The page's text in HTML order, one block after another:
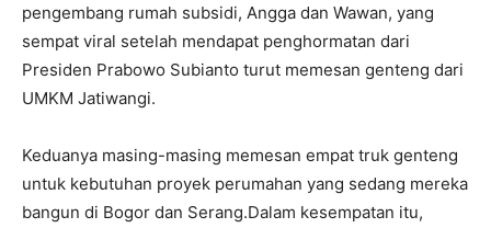
pengembang rumah subsidi, Angga dan Wawan, yang
sempat viral setelah mendapat penghormatan dari
Presiden Prabowo Subianto turut memesan genteng dari
UMKM Jatiwangi.
Keduanya masing-masing memesan empat truk genteng
untuk kebutuhan proyek perumahan yang sedang mereka
bangun di Bogor dan Serang.Dalam kesempatan itu,